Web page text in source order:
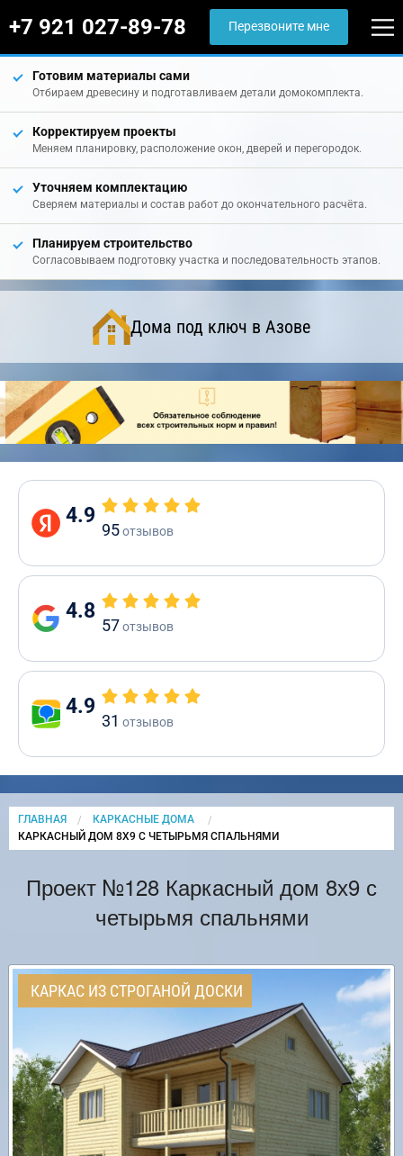
+7 921 027-89-78 Перезвоните мне
Готовим материалы сами
Отбираем древесину и подготавливаем детали домокомплекта.
Корректируем проекты
Меняем планировку, расположение окон, дверей и перегородок.
Уточняем комплектацию
Сверяем материалы и состав работ до окончательного расчёта.
Планируем строительство
Согласовываем подготовку участка и последовательность этапов.
Дома под ключ в Азове
4.9
95отзывов
4.8
57отзывов
4.9
31 отзывов
ГЛАВНАЯ
КАРКАСНЫЕ ДОМА
CURRENT:
КАРКАСНЫЙ ДОМ 8Х9 С ЧЕТЫРЬМЯ СПАЛЬНЯМИ
Проект №128 Каркасный дом 8х9 с
четырьмя спальнями
КАРКАС ИЗ СТРОГАНОЙ ДОСКИ